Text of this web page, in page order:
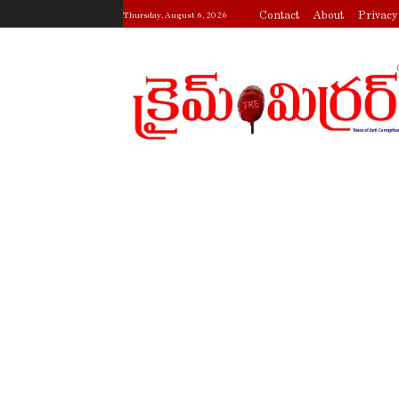
Thursday, August 6, 2026 Contact About Privacy